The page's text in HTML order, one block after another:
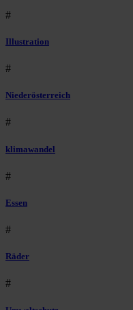
#
Illustration
#
Niederösterreich
#
klimawandel
#
Essen
#
Räder
#